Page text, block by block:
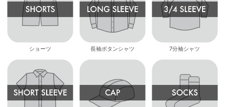
ショーツ 長袖ボタンシャツ 7分袖シャツ